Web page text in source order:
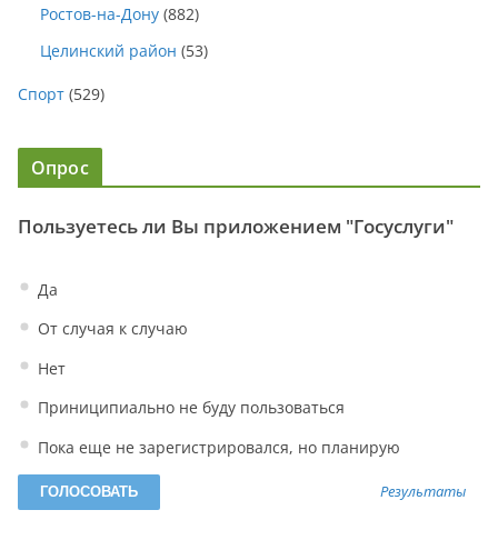
Ростов-на-Дону (882)
Целинский район (53)
Спорт (529)
Опрос
Пользуетесь ли Вы приложением "Госуслуги"
Да
От случая к случаю
Нет
Приниципиально не буду пользоваться
Пока еще не зарегистрировался, но планирую
Результаты